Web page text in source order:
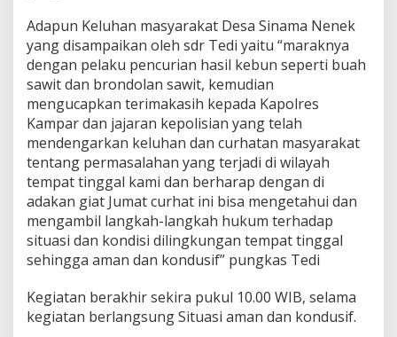
Adapun Keluhan masyarakat Desa Sinama Nenek
yang disampaikan oleh sdr Tedi yaitu “maraknya
dengan pelaku pencurian hasil kebun seperti buah
sawit dan brondolan sawit, kemudian
mengucapkan terimakasih kepada Kapolres
Kampar dan jajaran kepolisian yang telah
mendengarkan keluhan dan curhatan masyarakat
tentang permasalahan yang terjadi di wilayah
tempat tinggal kami dan berharap dengan di
adakan giat Jumat curhat ini bisa mengetahui dan
mengambil langkah-langkah hukum terhadap
situasi dan kondisi dilingkungan tempat tinggal
sehingga aman dan kondusif” pungkas Tedi
Kegiatan berakhir sekira pukul 10.00 WIB, selama
kegiatan berlangsung Situasi aman dan kondusif.